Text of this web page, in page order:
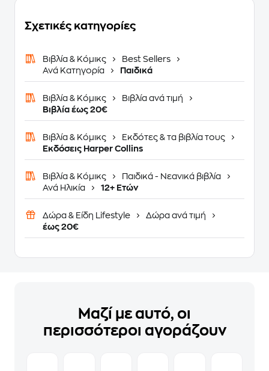
Σχετικές κατηγορίες
Βιβλία & Κόμικς
Best Sellers
Ανά Κατηγορία
Παιδικά
Βιβλία & Κόμικς
Βιβλία ανά τιμή
Βιβλία έως 20€
Βιβλία & Κόμικς
Εκδότες & τα βιβλία τους
Εκδόσεις Harper Collins
Βιβλία & Κόμικς
Παιδικά - Νεανικά βιβλία
Ανά Ηλικία
12+ Ετών
Δώρα & Είδη Lifestyle
Δώρα ανά τιμή
έως 20€
Μαζί με αυτό, οι
περισσότεροι αγοράζουν